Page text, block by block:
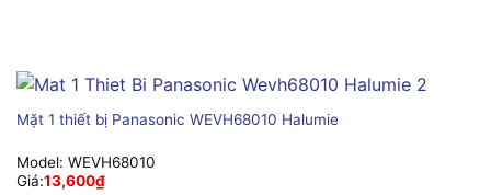
Mặt 1 thiết bị Panasonic WEVH68010 Halumie
Model: WEVH68010
Giá:13,600₫